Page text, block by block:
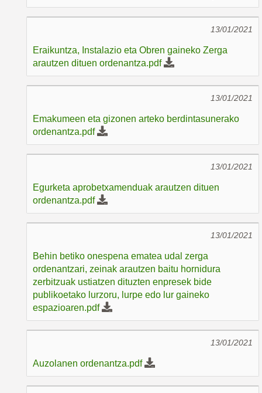
13/01/2021
Eraikuntza, Instalazio eta Obren gaineko Zerga
arautzen dituen ordenantza.pdf
13/01/2021
Emakumeen eta gizonen arteko berdintasunerako
ordenantza.pdf
13/01/2021
Egurketa aprobetxamenduak arautzen dituen
ordenantza.pdf
13/01/2021
Behin betiko onespena ematea udal zerga
ordenantzari, zeinak arautzen baitu hornidura
zerbitzuak ustiatzen dituzten enpresek bide
publikoetako lurzoru, lurpe edo lur gaineko
espazioaren.pdf
13/01/2021
Auzolanen ordenantza.pdf